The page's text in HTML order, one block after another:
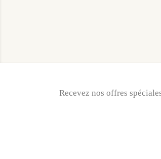
Recevez nos offres